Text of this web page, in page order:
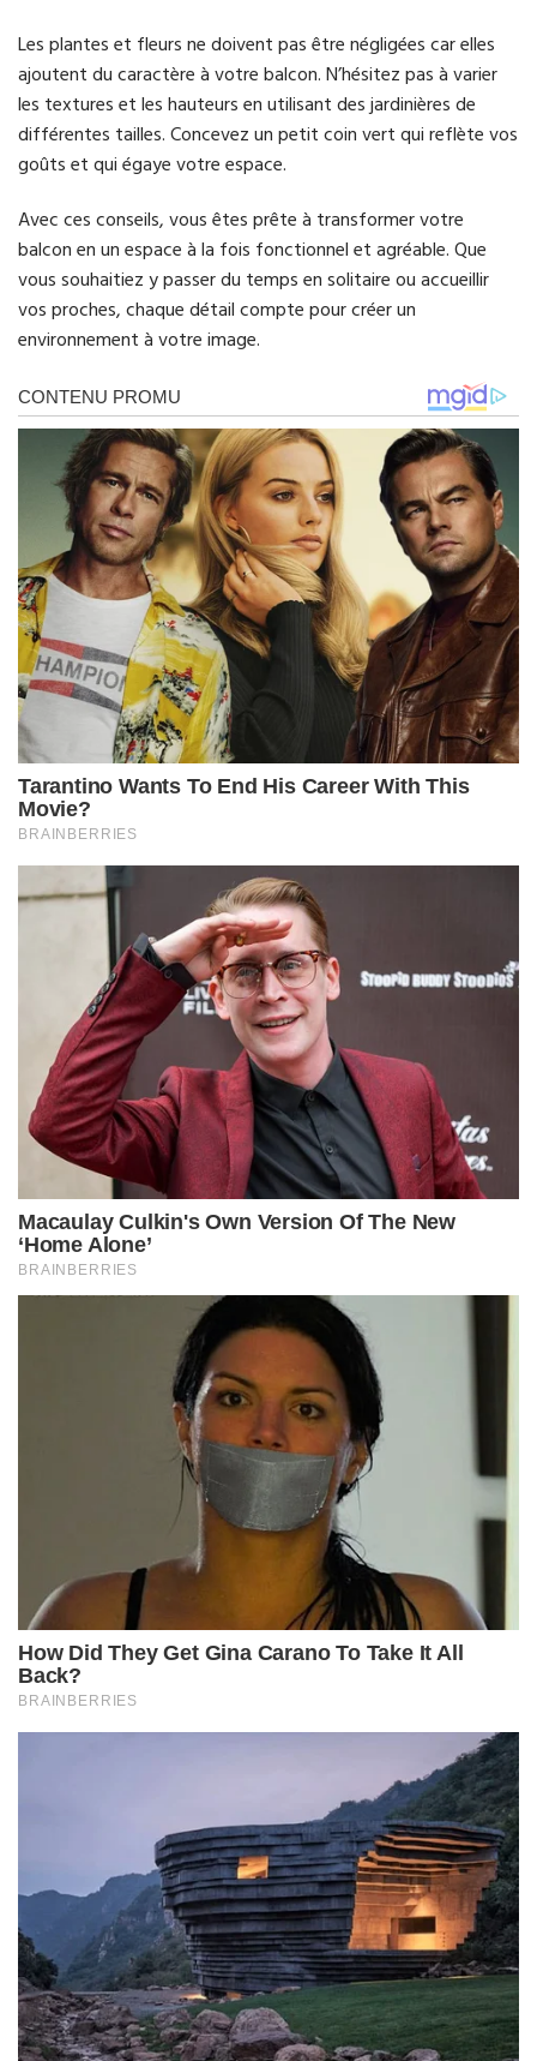
Les plantes et fleurs ne doivent pas être négligées car elles
ajoutent du caractère à votre balcon. N’hésitez pas à varier
les textures et les hauteurs en utilisant des jardinières de
différentes tailles. Concevez un petit coin vert qui reflète vos
goûts et qui égaye votre espace.
Avec ces conseils, vous êtes prête à transformer votre
balcon en un espace à la fois fonctionnel et agréable. Que
vous souhaitiez y passer du temps en solitaire ou accueillir
vos proches, chaque détail compte pour créer un
environnement à votre image.